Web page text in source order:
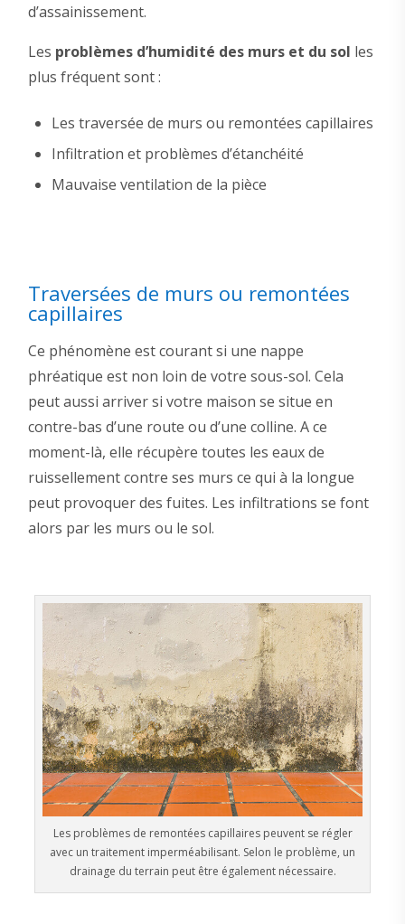
d’assainissement.
Les problèmes d’humidité des murs et du sol les
plus fréquent sont :
Les traversée de murs ou remontées capillaires
Infiltration et problèmes d’étanchéité
Mauvaise ventilation de la pièce
Traversées de murs ou remontées
capillaires
Ce phénomène est courant si une nappe
phréatique est non loin de votre sous-sol. Cela
peut aussi arriver si votre maison se situe en
contre-bas d’une route ou d’une colline. A ce
moment-là, elle récupère toutes les eaux de
ruissellement contre ses murs ce qui à la longue
peut provoquer des fuites. Les infiltrations se font
alors par les murs ou le sol.
Les problèmes de remontées capillaires peuvent se régler
avec un traitement imperméabilisant. Selon le problème, un
drainage du terrain peut être également nécessaire.